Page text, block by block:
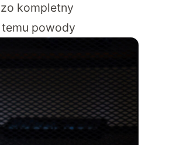
kompletny
temu powody